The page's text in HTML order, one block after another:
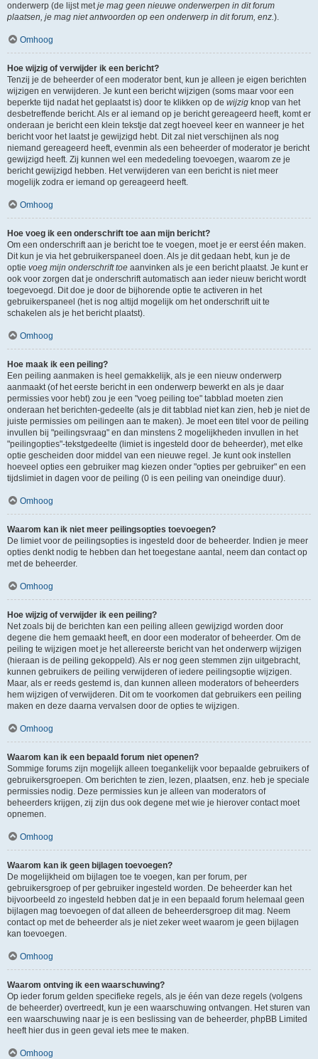
onderwerp (de lijst metje mag geen nieuwe onderwerpen in dit forum
plaatsen, je mag niet antwoorden op een onderwerp in dit forum, enz.).
Omhoog
Hoe wijzig of verwijder ik een bericht?
Tenzij je de beheerder of een moderator bent, kun je alleen je eigen berichten
wijzigen en verwijderen. Je kunt een bericht wijzigen (soms maar voor een
beperkte tijd nadat het geplaatst is) door te klikken op de wijzig knop van het
desbetreffende bericht. Als er al iemand op je bericht gereageerd heeft, komt er
onderaan je bericht een klein tekstje dat zegt hoeveel keer en wanneer je het
bericht voor het laatst je gewijzigd hebt. Dit zal niet verschijnen als nog
niemand gereageerd heeft, evenmin als een beheerder of moderator je bericht
gewijzigd heeft. Zij kunnen wel een mededeling toevoegen, waarom ze je
bericht gewijzigd hebben. Het verwijderen van een bericht is niet meer
mogelijk zodra er iemand op gereageerd heeft.
Omhoog
Hoe voeg ik een onderschrift toe aan mijn bericht?
Om een onderschrift aan je bericht toe te voegen, moet je er eerst één maken.
Dit kun je via het gebruikerspaneel doen. Als je dit gedaan hebt, kun je de
optie voeg mijn onderschrift toe aanvinken als je een bericht plaatst. Je kunt er
ook voor zorgen dat je onderschrift automatisch aan ieder nieuw bericht wordt
toegevoegd. Dit doe je door de bijhorende optie te activeren in het
gebruikerspaneel (het is nog altijd mogelijk om het onderschrift uit te
schakelen als je het bericht plaatst).
Omhoog
Hoe maak ik een peiling?
Een peiling aanmaken is heel gemakkelijk, als je een nieuw onderwerp
aanmaakt (of het eerste bericht in een onderwerp bewerkt en als je daar
permissies voor hebt) zou je een "voeg peiling toe" tabblad moeten zien
onderaan het berichten-gedeelte (als je dit tabblad niet kan zien, heb je niet de
juiste permissies om peilingen aan te maken). Je moet een titel voor de peiling
invullen bij "peilingsvraag" en dan minstens 2 mogelijkheden invullen in het
"peilingopties"-tekstgedeelte (limiet is ingesteld door de beheerder), met elke
optie gescheiden door middel van een nieuwe regel. Je kunt ook instellen
hoeveel opties een gebruiker mag kiezen onder "opties per gebruiker" en een
tijdslimiet in dagen voor de peiling (0 is een peiling van oneindige duur).
Omhoog
Waarom kan ik niet meer peilingsopties toevoegen?
De limiet voor de peilingsopties is ingesteld door de beheerder. Indien je meer
opties denkt nodig te hebben dan het toegestane aantal, neem dan contact op
met de beheerder.
Omhoog
Hoe wijzig of verwijder ik een peiling?
Net zoals bij de berichten kan een peiling alleen gewijzigd worden door
degene die hem gemaakt heeft, en door een moderator of beheerder. Om de
peiling te wijzigen moet je het allereerste bericht van het onderwerp wijzigen
(hieraan is de peiling gekoppeld). Als er nog geen stemmen zijn uitgebracht,
kunnen gebruikers de peiling verwijderen of iedere peilingsoptie wijzigen.
Maar, als er reeds gestemd is, dan kunnen alleen moderators of beheerders
hem wijzigen of verwijderen. Dit om te voorkomen dat gebruikers een peiling
maken en deze daarna vervalsen door de opties te wijzigen.
Omhoog
Waarom kan ik een bepaald forum niet openen?
Sommige forums zijn mogelijk alleen toegankelijk voor bepaalde gebruikers of
gebruikersgroepen. Om berichten te zien, lezen, plaatsen, enz. heb je speciale
permissies nodig. Deze permissies kun je alleen van moderators of
beheerders krijgen, zij zijn dus ook degene met wie je hierover contact moet
opnemen.
Omhoog
Waarom kan ik geen bijlagen toevoegen?
De mogelijkheid om bijlagen toe te voegen, kan per forum, per
gebruikersgroep of per gebruiker ingesteld worden. De beheerder kan het
bijvoorbeeld zo ingesteld hebben dat je in een bepaald forum helemaal geen
bijlagen mag toevoegen of dat alleen de beheerdersgroep dit mag. Neem
contact op met de beheerder als je niet zeker weet waarom je geen bijlagen
kan toevoegen.
Omhoog
Waarom ontving ik een waarschuwing?
Op ieder forum gelden specifieke regels, als je één van deze regels (volgens
de beheerder) overtreedt, kun je een waarschuwing ontvangen. Het sturen van
een waarschuwing naar je is een beslissing van de beheerder, phpBB Limited
heeft hier dus in geen geval iets mee te maken.
Omhoog